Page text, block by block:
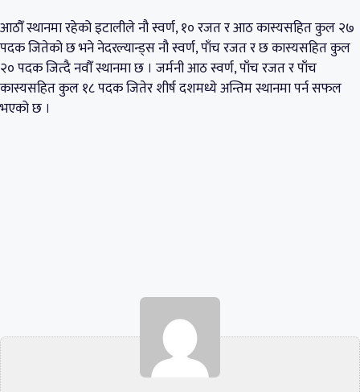
आठौँ स्थानमा रहेको इटालीले नौ स्वर्ण, १० रजत र आठ कास्यसहित कुल २७
पदक जितेको छ भने नेदरल्यान्ड्स नौ स्वर्ण, पाँच रजत र छ कास्यसहित कुल
२० पदक जित्दै नवौँ स्थानमा छ । जर्मनी आठ स्वर्ण, पाँच रजत र पाँच
कास्यसहित कुल १८ पदक जितेर शीर्ष दशमध्ये अन्तिम स्थानमा पर्न सफल
भएको छ ।